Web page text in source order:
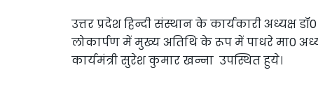
उत्तर प्रदेश हिन्दी संस्थान के कार्यकारी अध्यक्ष
लोकार्पण में मुख्य अतिथि के रूप में पाधरे मा0
कार्यमंत्री सुरेश कुमार खन्ना उपस्थित हुये।